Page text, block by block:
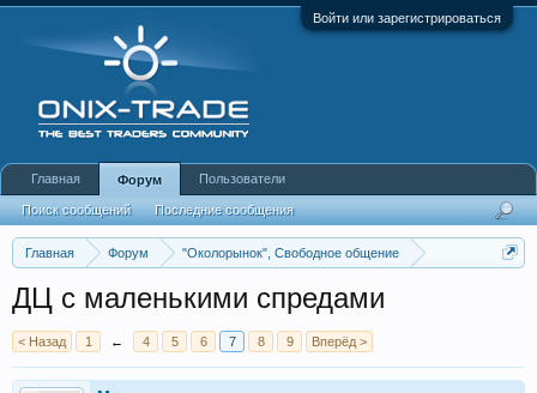
Войти или зарегистрироваться
Главная Форум
"Околорынок", Свободное общение
ДЦ с маленькими спредами
< Назад 1 ← 4 5 6 7 8 9 Вперёд >
Главная Форум
Поиск сообщений Последние сообщения
Пользователи